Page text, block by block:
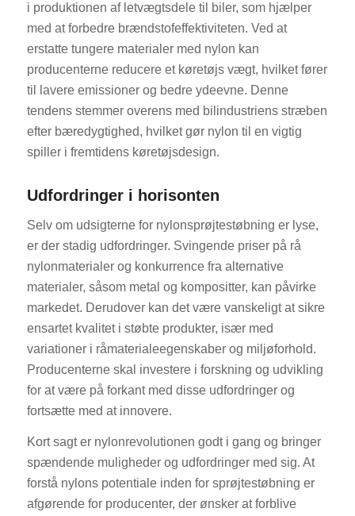
i produktionen af letvægtsdele til biler, som hjælper
med at forbedre brændstofeffektiviteten. Ved at
erstatte tungere materialer med nylon kan
producenterne reducere et køretøjs vægt, hvilket fører
til lavere emissioner og bedre ydeevne. Denne
tendens stemmer overens med bilindustriens stræben
efter bæredygtighed, hvilket gør nylon til en vigtig
spiller i fremtidens køretøjsdesign.
Udfordringer i horisonten
Selv om udsigterne for nylonsprøjtestøbning er lyse,
er der stadig udfordringer. Svingende priser på rå
nylonmaterialer og konkurrence fra alternative
materialer, såsom metal og kompositter, kan påvirke
markedet. Derudover kan det være vanskeligt at sikre
ensartet kvalitet i støbte produkter, især med
variationer i råmaterialeegenskaber og miljøforhold.
Producenterne skal investere i forskning og udvikling
for at være på forkant med disse udfordringer og
fortsætte med at innovere.
Kort sagt er nylonrevolutionen godt i gang og bringer
spændende muligheder og udfordringer med sig. At
forstå nylons potentiale inden for sprøjtestøbning er
afgørende for producenter, der ønsker at forblive